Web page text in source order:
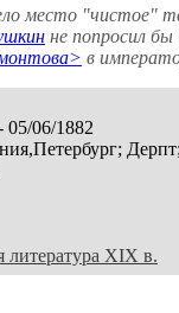
место "чистое"
не попросил бы
в
05/06/1882
литература XIX в.